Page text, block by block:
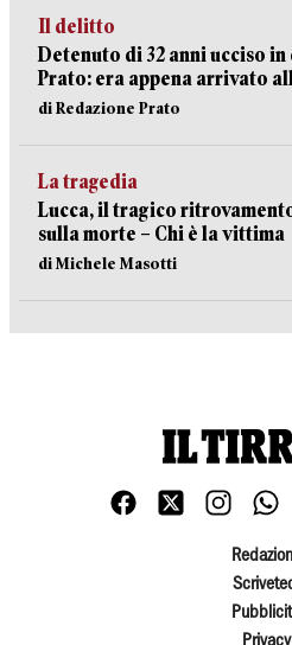
Il delitto
Detenuto di 32 anni ucciso
Prato: era appena arrivato
di Redazione Prato
La tragedia
Lucca, il tragico
sulla morte – Chi è la vittima
di Michele Masotti
Privacy